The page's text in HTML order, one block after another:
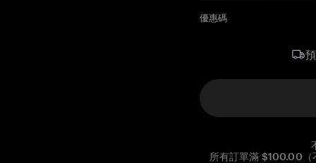
優惠碼
所有訂單滿 $100.00（